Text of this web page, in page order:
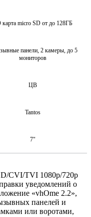
карта micro SD от до 128ГБ
панели, 2 камеры, до 5
мониторов
ЦВ
Tantos
7"
CVI/TVI 1080р/720p
уведомлений о
«vhOme 2.2»,
панелей и
или воротами,